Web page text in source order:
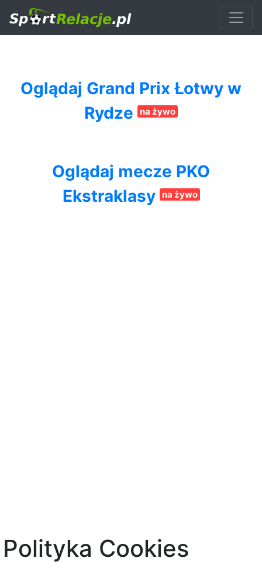
Oglądaj Grand Prix Łotwy w
Rydze
na żywo
Oglądaj mecze PKO
Ekstraklasy
na żywo
Polityka Cookies